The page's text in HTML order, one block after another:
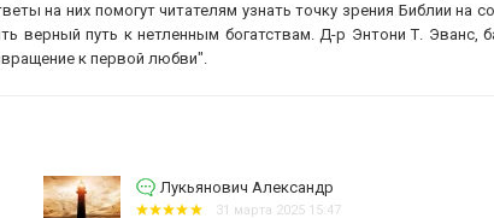
на них помогут читателям узнать точку зрения Библии
верный путь к нетленным богатствам. Д-р Энтони Т. Эванс,
к первой любви".
Лукьянович Александр
31 марта 2025 15:47